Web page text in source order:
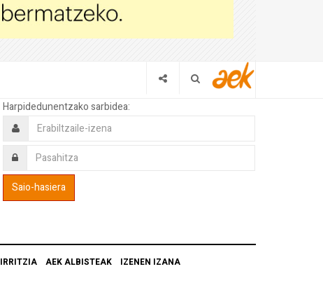
Harpidedunentzako sarbidea:
IRRITZIA AEK ALBISTEAK IZENEN IZANA